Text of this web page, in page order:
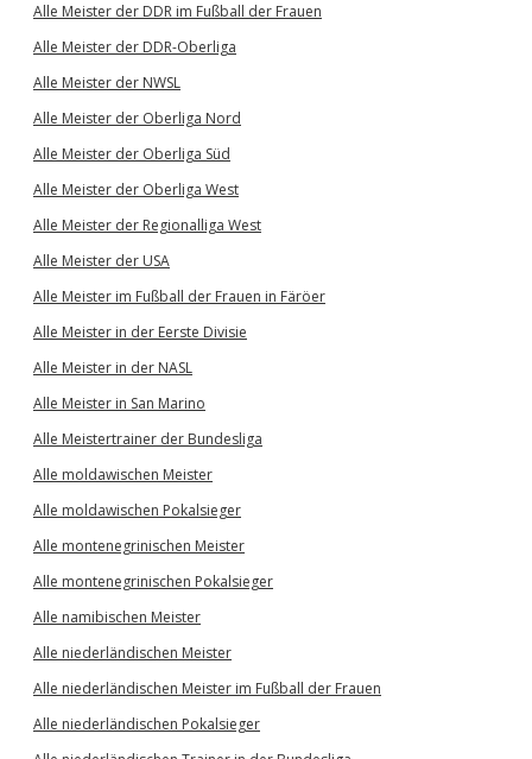
Alle Meister der DDR im Fußball der Frauen
Alle Meister der DDR-Oberliga
Alle Meister der NWSL
Alle Meister der Oberliga Nord
Alle Meister der Oberliga Süd
Alle Meister der Oberliga West
Alle Meister der Regionalliga West
Alle Meister der USA
Alle Meister im Fußball der Frauen in Färöer
Alle Meister in der Eerste Divisie
Alle Meister in der NASL
Alle Meister in San Marino
Alle Meistertrainer der Bundesliga
Alle moldawischen Meister
Alle moldawischen Pokalsieger
Alle montenegrinischen Meister
Alle montenegrinischen Pokalsieger
Alle namibischen Meister
Alle niederländischen Meister
Alle niederländischen Meister im Fußball der Frauen
Alle niederländischen Pokalsieger